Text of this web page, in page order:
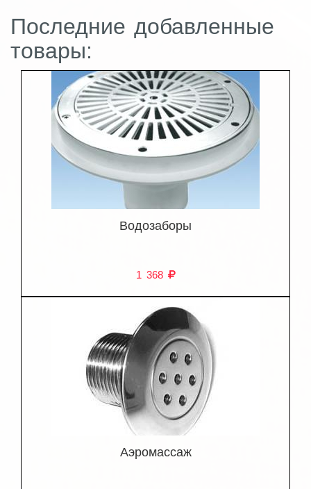
Последние добавленные
товары:
Водозаборы
1 368
Аэромассаж